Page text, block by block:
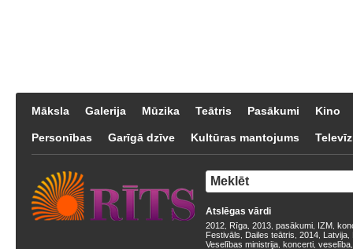
Māksla Galerija Mūzika Teātris Pasākumi Kino
Personības Garīgā dzīve Kultūras mantojums
Atslēgas vārdi
2012 Rīga 2013 pasākumi IZM
Festivāls
Dailes teātris 2014 Latvija
Veselības ministrija koncerti veselība